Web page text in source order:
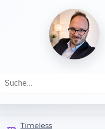
Timeless